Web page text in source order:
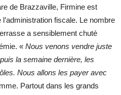
de Brazzaville, Firmine est
fiscale. Le nombre
a sensiblement chuté
« Nous venons vendre juste
la semaine dernière, les
Nous allons les payer avec
Partout dans les grands